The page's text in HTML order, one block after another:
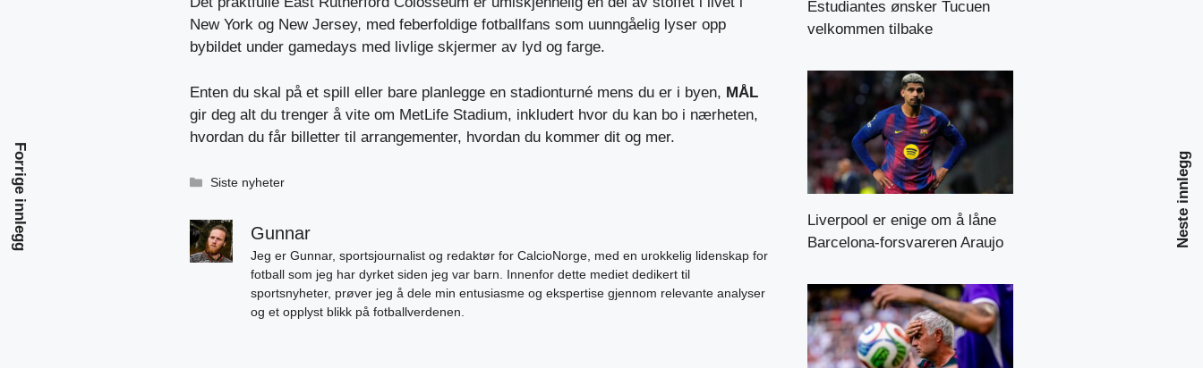
New York og New Jersey, med feberfoldige fotballfans som uunngåelig lyser opp
bybildet under gamedays med livlige skjermer av lyd og farge.
Enten du skal på et spill eller bare planlegge en stadionturné mens du er i byen, MÅL
gir deg alt du trenger å vite om MetLife Stadium, inkludert hvor du kan bo i nærheten,
hvordan du får billetter til arrangementer, hvordan du kommer dit og mer.
Kategorier
Siste nyheter
Gunnar
Jeg er Gunnar, sportsjournalist og redaktør for CalcioNorge, med en urokkelig lidenskap for
fotball som jeg har dyrket siden jeg var barn. Innenfor dette mediet dedikert til
sportsnyheter, prøver jeg å dele min entusiasme og ekspertise gjennom relevante analyser
og et opplyst blikk på fotballverdenen.
Forrige innlegg Neste innlegg
Estudiantes ønsker Tucuen
velkommen tilbake
Liverpool er enige om å låne
Barcelona-forsvareren Araujo